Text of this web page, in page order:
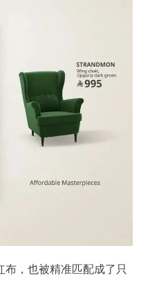
，也被精准匹配成了只